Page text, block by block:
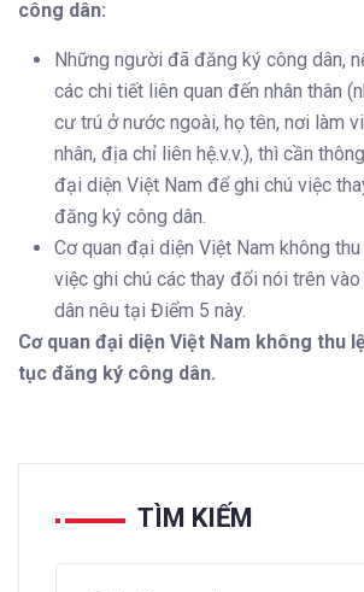
công dân:
Những người đã đăng ký công dân,
các chi tiết liên quan đến nhân thân
cư trú ở nước ngoài, họ tên, nơi làm
nhân, địa chỉ liên hệ.v.v.), thì cần
đại diện Việt Nam để ghi chú việc
đăng ký công dân.
Cơ quan đại diện Việt Nam không
việc ghi chú các thay đổi nói trên
dân nêu tại Điểm 5 này.
Cơ quan đại diện Việt Nam không thu
tục đăng ký công dân.
TÌM KIẾM